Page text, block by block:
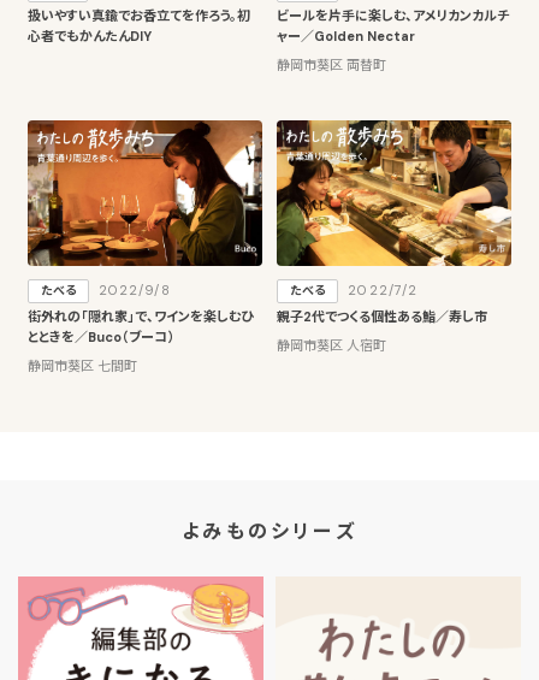
扱いやすい真鍮でお香立てを作ろう。初
心者でもかんたんDIY
ビールを片手に楽しむ、アメリカンカルチ
ャー／Golden Nectar
静岡市葵区 両替町
たべる
2022/9/8
街外れの「隠れ家」で、ワインを楽しむひ
とときを／Buco（ブーコ）
静岡市葵区 七間町
たべる
2022/7/2
親子2代でつくる個性ある鮨／寿し市
静岡市葵区 人宿町
よみものシリーズ